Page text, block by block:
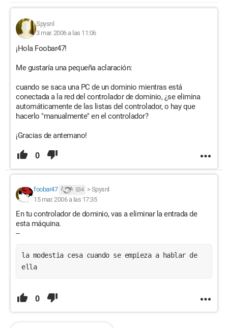
Spysnl
3 mar. 2006 a las 11:06
¡Hola Foobar47!
Me gustaría una pequeña aclaración:
cuando se saca una PC de un dominio mientras está
conectada a la red del controlador de dominio, ¿se elimina
automáticamente de las listas del controlador, o hay que
hacerlo "manualmente" en el controlador?
¡Gracias de antemano!
0
foobar47 534 > Spysnl
15 mar. 2006 a las 17:35
En tu controlador de dominio, vas a eliminar la entrada de
esta máquina.
--
la modestia cesa cuando se empieza a hablar de
ella
0